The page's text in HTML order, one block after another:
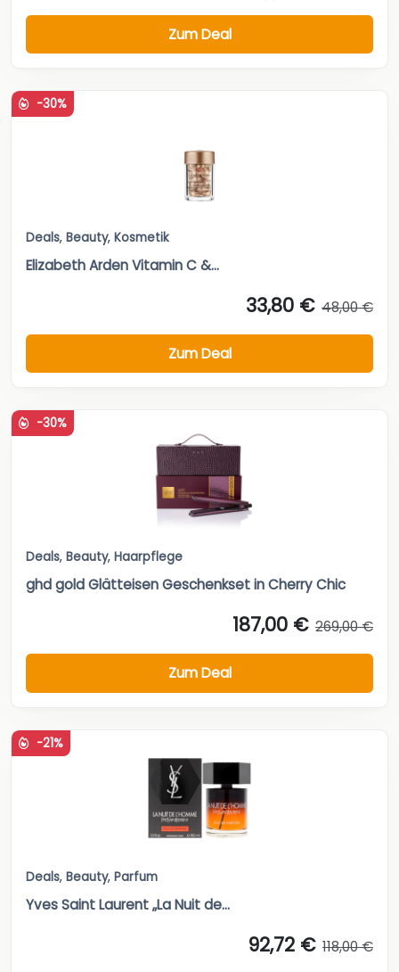
Zum Deal
-30%
Deals, Beauty, Kosmetik
Elizabeth Arden Vitamin C &...
33,80 € 48,00 €
Zum Deal
-30%
Deals, Beauty, Haarpflege
ghd gold Glätteisen Geschenkset in Cherry Chic
187,00 € 269,00 €
Zum Deal
-21%
Deals, Beauty, Parfum
Yves Saint Laurent „La Nuit de...
92,72 € 118,00 €